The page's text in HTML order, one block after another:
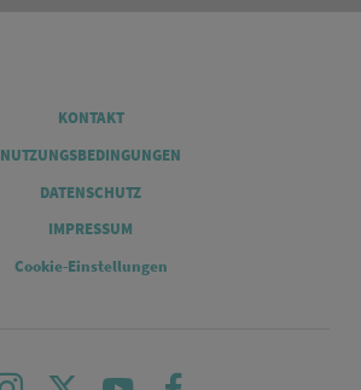
KONTAKT
NUTZUNGSBEDINGUNGEN
DATENSCHUTZ
IMPRESSUM
Cookie-Einstellungen